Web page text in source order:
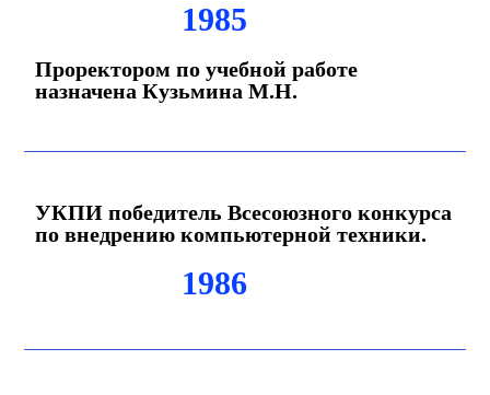
1985
Проректором по учебной работе
назначена Кузьмина М.Н.
УКПИ победитель Всесоюзного конкурса
по внедрению компьютерной техники.
1986